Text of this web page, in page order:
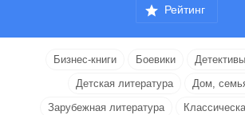
Рейтинг
Бизнес-книги Боевики
Детская литература
Дом,
Зарубежная литература